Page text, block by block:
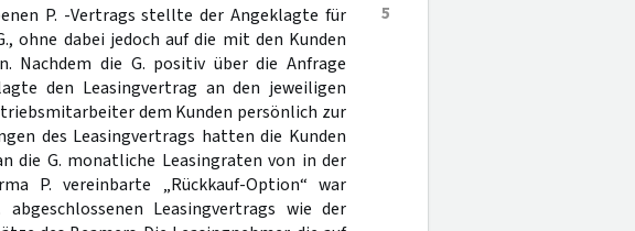
5
P. -Vertrags stellte der Angeklagte für
ohne dabei jedoch auf die mit den Kunden
Nachdem die G. positiv über die Anfrage
den Leasingvertrag an den jeweiligen
dem Kunden persönlich zur
des Leasingvertrags hatten die Kunden
die G. monatliche Leasingraten von in der
P. vereinbarte „Rückkauf-Option“ war
Leasingvertrags wie der